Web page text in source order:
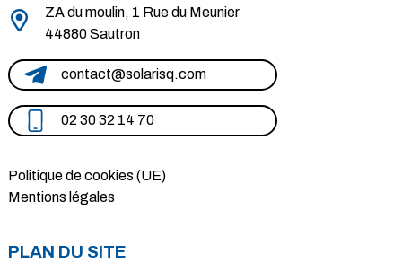
ZA du moulin, 1 Rue du Meunier
44880 Sautron
contact@solarisq.com
02 30 32 14 70
Politique de cookies (UE)
Mentions légales
PLAN DU SITE